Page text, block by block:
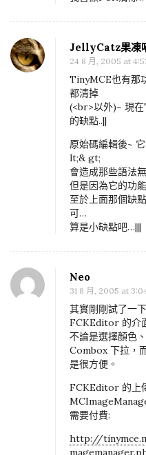
網
頁
線
上
編
輯
器
比
較
表
JellyCatz果凍
24 8 月, 2005 at
TinyMCE也有
都清掉
(<br>以外)~ 現
的缺點..||
原始碼編輯後~
lt;& gt;
會造成那些語法
但是因為它的功
至於上面那個缺
可…
算是小缺點吧…|||
Neo
31 8 月, 2005 at
其實剛剛試了一
FCKEditor 的介
不論是選擇顏色
Combox 下拉，
是很方便。
FCKEditor 的上
需要付費:
http://